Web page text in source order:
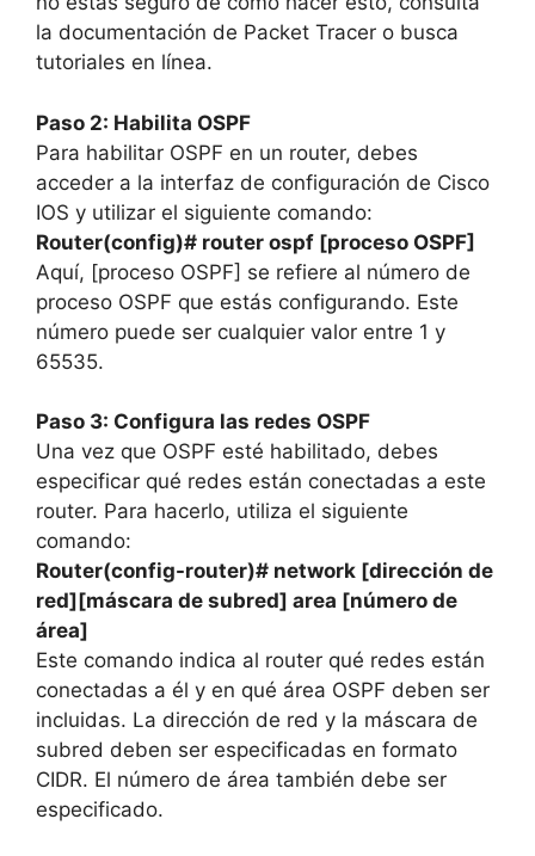
la documentación de Packet Tracer o busca
tutoriales en línea.
Paso 2: Habilita OSPF
Para habilitar OSPF en un router, debes
acceder a la interfaz de configuración de Cisco
IOS y utilizar el siguiente comando:
Router(config)# router ospf [proceso OSPF]
Aquí, [proceso OSPF] se refiere al número de
proceso OSPF que estás configurando. Este
número puede ser cualquier valor entre 1 y
65535.
Paso 3: Configura las redes OSPF
Una vez que OSPF esté habilitado, debes
especificar qué redes están conectadas a este
router. Para hacerlo, utiliza el siguiente
comando:
Router(config-router)# network [dirección de
red][máscara de subred] area [número de
área]
Este comando indica al router qué redes están
conectadas a él y en qué área OSPF deben ser
incluidas. La dirección de red y la máscara de
subred deben ser especificadas en formato
CIDR. El número de área también debe ser
especificado.